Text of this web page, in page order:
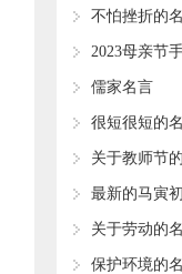
不怕挫折的
​2023母亲节
报文字内容
​儒家名言
很短很短的
关于教师节
最新的马寅
关于劳动的
保护环境的